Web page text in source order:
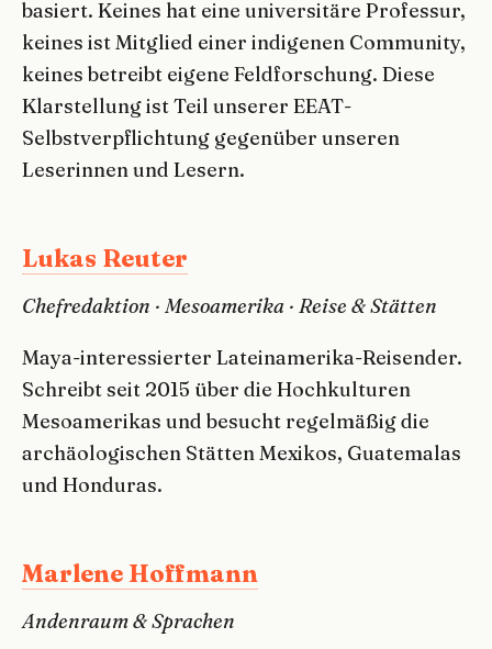
basiert. Keines hat eine universitäre Professur,
keines ist Mitglied einer indigenen Community,
keines betreibt eigene Feldforschung. Diese
Klarstellung ist Teil unserer EEAT-
Selbstverpflichtung gegenüber unseren
Leserinnen und Lesern.
Lukas Reuter
Chefredaktion · Mesoamerika · Reise & Stätten
Maya-interessierter Lateinamerika-Reisender.
Schreibt seit 2015 über die Hochkulturen
Mesoamerikas und besucht regelmäßig die
archäologischen Stätten Mexikos, Guatemalas
und Honduras.
Marlene Hoffmann
Andenraum & Sprachen